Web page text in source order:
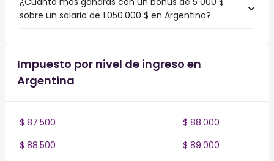
sobre un salario de 1.050.000 $ en Argentina?
Impuesto por nivel de ingreso en
Argentina
$ 87.500
$ 88.000
$ 88.500
$ 89.000